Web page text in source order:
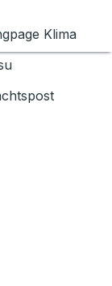
Klima